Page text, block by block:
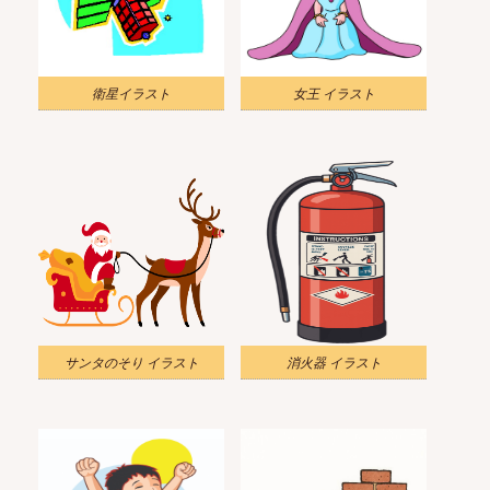
衛星イラスト 女王 イラスト
サンタのそり イラスト 消火器 イラスト